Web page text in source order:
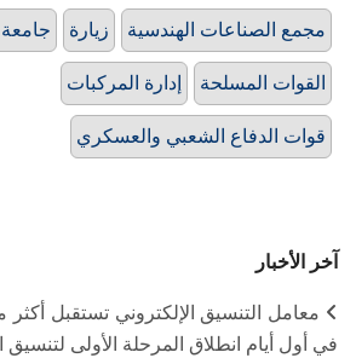
زيارة مجمع الصناعات الهندسية
إدارة المركبات القوات المسلحة
قوات الدفاع الشعبي والعسكري
آخر الأخبار
في أول أيام انطلاق المرحلة الأولى لتنسيق